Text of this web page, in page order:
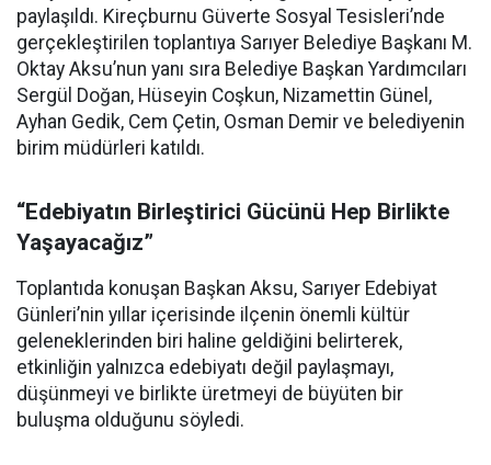
paylaşıldı. Kireçburnu Güverte Sosyal Tesisleri’nde
gerçekleştirilen toplantıya Sarıyer Belediye Başkanı M.
Oktay Aksu’nun yanı sıra Belediye Başkan Yardımcıları
Sergül Doğan, Hüseyin Coşkun, Nizamettin Günel,
Ayhan Gedik, Cem Çetin, Osman Demir ve belediyenin
birim müdürleri katıldı.
“Edebiyatın Birleştirici Gücünü Hep Birlikte
Yaşayacağız”
Toplantıda konuşan Başkan Aksu, Sarıyer Edebiyat
Günleri’nin yıllar içerisinde ilçenin önemli kültür
geleneklerinden biri haline geldiğini belirterek,
etkinliğin yalnızca edebiyatı değil paylaşmayı,
düşünmeyi ve birlikte üretmeyi de büyüten bir
buluşma olduğunu söyledi.